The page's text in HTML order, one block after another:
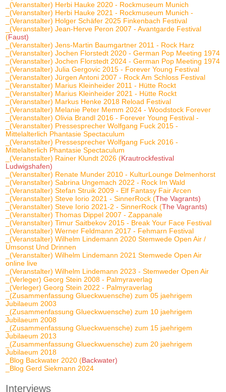
_(Veranstalter) Herbi Hauke 2020 - Rockmuseum Munich
_(Veranstalter) Herbi Hauke 2021 - Rockmuseum Munich -
_(Veranstalter) Holger Schäfer 2025 Finkenbach Festival
_(Veranstalter) Jean-Herve Peron 2007 - Avantgarde Festival
(Faust)
_(Veranstalter) Jens-Martin Baumgartner 2011 - Rock Harz
_(Veranstalter) Jochen Florstedt 2020 - German Pop Meeting 1974
_(Veranstalter) Jochen Florstedt 2024 - German Pop Meeting 1974
_(Veranstalter) Julia Gergovic 2015 - Forever Young Festival
_(Veranstalter) Jürgen Antoni 2007 - Rock Am Schloss Festival
_(Veranstalter) Marius Kleinheider 2011 - Hütte Rockt
_(Veranstalter) Marius Kleinheider 2021 - Hütte Rockt
_(Veranstalter) Markus Henke 2018 Reload Festival
_(Veranstalter) Melanie Peter Memm 2024 - Woodstock Forever
_(Veranstalter) Olivia Brandl 2016 - Forever Young Festival -
_(Veranstalter) Pressesprecher Wolfgang Fuck 2015 -
Mittelalterlich Phantasie Spectaculum
_(Veranstalter) Pressesprecher Wolfgang Fuck 2016 -
Mittelalterlich Phantasie Spectaculum
_(Veranstalter) Rainer Klundt 2026 (Krautrockfestival
Ludwigshafen)
_(Veranstalter) Renate Munder 2010 - KulturLounge Delmenhorst
_(Veranstalter) Sabrina Ungemach 2022 - Rock Im Wald
_(Veranstalter) Stefan Struik 2009 - Elf Fantasy Fair Arcen
_(Veranstalter) Steve Iorio 2021 - SinnerRock (The Vagrants)
_(Veranstalter) Steve Iorio 2021-2 - SinnerRock (The Vagrants)
_(Veranstalter) Thomas Dippel 2007 - Zappanale
_(Veranstalter) Timur Saitbekov 2015 - Break Your Face Festival
_(Veranstalter) Werner Feldmann 2017 - Fehmarn Festival
_(Veranstalter) Wilhelm Lindemann 2020 Stemwede Open Air /
Umsonst Und Drinnen
_(Veranstalter) Wilhelm Lindemann 2021 Stemwede Open Air
online live
_(Veranstalter) Wilhelm Lindemann 2023 - Stemweder Open Air
_(Verleger) Georg Stein 2008 - Palmyraverlag
_(Verleger) Georg Stein 2022 - Palmyraverlag
_(Zusammenfassung Glueckwuensche) zum 05 jaehrigem
Jubilaeum 2003
_(Zusammenfassung Glueckwuensche) zum 10 jaehrigem
Jubilaeum 2008
_(Zusammenfassung Glueckwuensche) zum 15 jaehrigem
Jubilaeum 2013
_(Zusammenfassung Glueckwuensche) zum 20 jaehrigem
Jubilaeum 2018
_Blog Backwater 2020 (Backwater)
_Blog Gerd Siekmann 2024
Interviews